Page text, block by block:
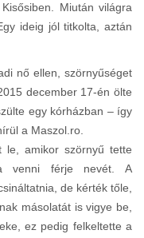
Miután világra
ideig jól titkolta, aztán
nő ellen, szörnyűséget
december 17-én ölte
egy kórházban – így
a Maszol.ro.
le, amikor szörnyű tette
venni férje nevét. A
de kérték tőle,
másolatát is vigye be,
ez pedig felkeltette a